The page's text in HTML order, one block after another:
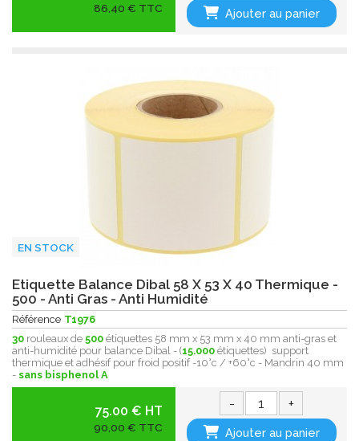
86,40 € TTC Ajouter au panier
EN STOCK
Etiquette Balance Dibal 58 X 53 X 40 Thermique -
500 - Anti Gras - Anti Humidité
Référence T1976
30 rouleaux de 500 étiquettes 58 mm x 53 mm x 40 mm anti-gras et
anti-humidité pour balance Dibal - (15.000 étiquettes) support
thermique et adhésif pour froid positif -10°c / +60°c - Mandrin 40 mm
- sans bisphenol A
75.00 € HT
90,00 € TTC
- +
Ajouter au panier